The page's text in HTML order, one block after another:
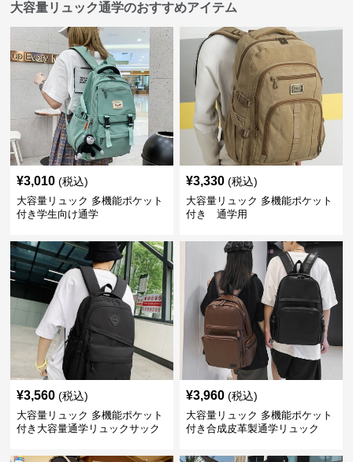
大容量リュック通学のおすすめアイテム
¥3,010 (税込)
大容量リュック 多機能ポケット
付き学生向け通学
¥3,330 (税込)
大容量リュック 多機能ポケット
付き 通学用
¥3,560 (税込)
大容量リュック 多機能ポケット
付き大容量通学リュックサック
¥3,960 (税込)
大容量リュック 多機能ポケット
付き合成皮革製通学リュック